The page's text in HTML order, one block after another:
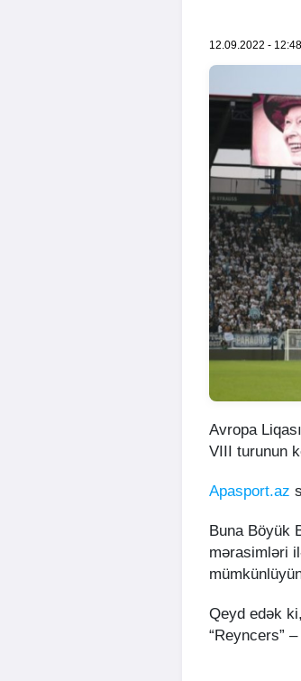
12.09.2022 - 12:48
Avropa
VIII turunun
Apasport.az
Buna Böyük
mərasimləri
Qeyd edək
“Reyncers” –